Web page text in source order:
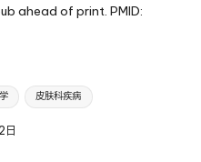
ahead of print. PMID:
皮肤科疾病